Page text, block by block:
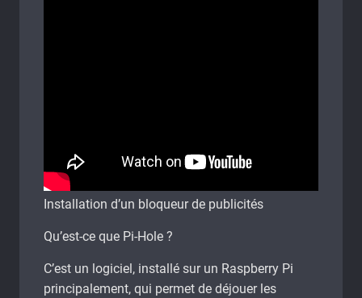
Installation d’un bloqueur de publicités
Qu’est-ce que Pi-Hole ?
C’est un logiciel, installé sur un Raspberry Pi
principalement, qui permet de déjouer les